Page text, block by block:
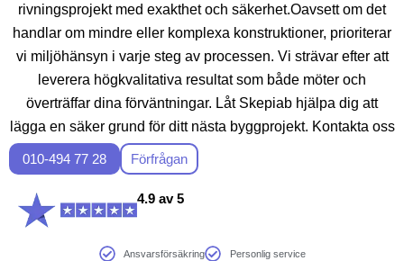
rivningsprojekt med exakthet och säkerhet.Oavsett om det
handlar om mindre eller komplexa konstruktioner, prioriterar
vi miljöhänsyn i varje steg av processen. Vi strävar efter att
leverera högkvalitativa resultat som både möter och
överträffar dina förväntningar. Låt Skepiab hjälpa dig att
lägga en säker grund för ditt nästa byggprojekt. Kontakta oss
idag för en gratis konsultation!
010-494 77 28 Förfrågan
4.9 av 5
Ansvarsförsäkring
Personlig service